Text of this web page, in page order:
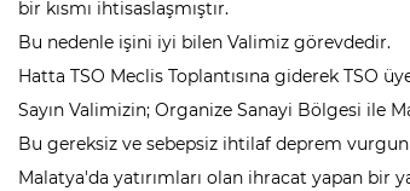
bir kısmı ihtisaslaşmıştır.
Bu nedenle işini iyi bilen Valimiz görevdedir.
Hatta TSO Meclis Toplantısına giderek TSO
Sayın Valimizin; Organize Sanayi Bölgesi ile
Bu gereksiz ve sebepsiz ihtilaf deprem
Malatya'da yatırımları olan ihracat yapan bir